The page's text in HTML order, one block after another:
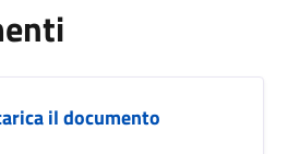
il documento